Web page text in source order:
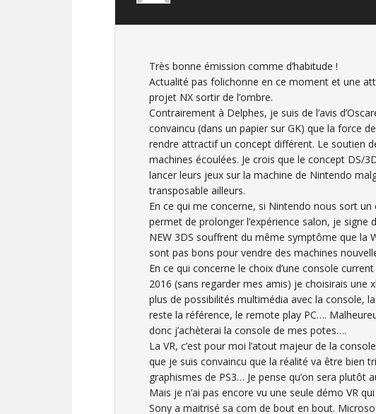
Très bonne émission comme d’habitude !
Actualité pas folichonne en ce moment et une
projet NX sortir de l’ombre.
Contrairement à Delphes, je suis de l’avis
convaincu (dans un papier sur GK) que la force
rendre attractif un concept différent. Le soutien
machines écoulées. Je crois que le concept DS/
lancer leurs jeux sur la machine de Nintendo
transposable ailleurs.
En ce qui me concerne, si Nintendo nous sort
permet de prolonger l’expérience salon, je signe
NEW 3DS souffrent du même symptôme que la
sont pas bons pour vendre des machines
En ce qui concerne le choix d’une console
2016 (sans regarder mes amis) je choisirais une
plus de possibilités multimédia avec la console,
reste la référence, le remote play PC….
donc j’achèterai la console de mes potes….
La VR, c’est pour moi l’atout majeur de la
que je suis convaincu que la réalité va être bien
graphismes de PS3… Je pense qu’on sera plutôt
Mais je n’ai pas encore vu une seule démo VR
Sony a maitrisé sa com de bout en bout.